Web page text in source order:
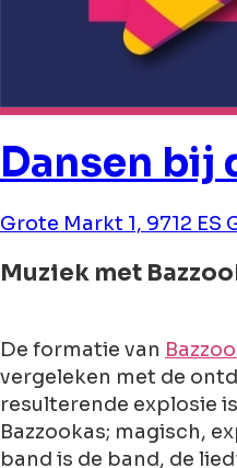
Dansen bij
Grote Markt 1, 9712 ES
Muziek met
De formatie van
vergeleken met de
resulterende explosie
Bazzookas; magisch,
band is de band, de